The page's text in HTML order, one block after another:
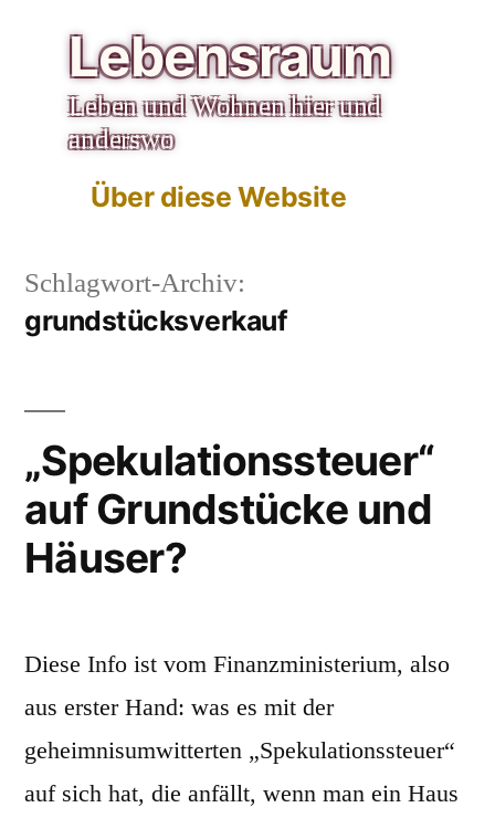
springen
Lebensraum
Leben und Wohnen hier und
anderswo
Über diese Website
Schlagwort-Archiv:
grundstücksverkauf
„Spekulationssteuer“
auf Grundstücke und
Häuser?
Diese Info ist vom Finanzministerium, also
aus erster Hand: was es mit der
geheimnisumwitterten „Spekulationssteuer“
auf sich hat, die anfällt, wenn man ein Haus